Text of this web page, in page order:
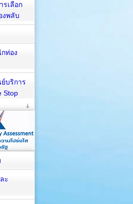
รเลือก
งพลับ
ท่อง
บริการ
Stop
ะ